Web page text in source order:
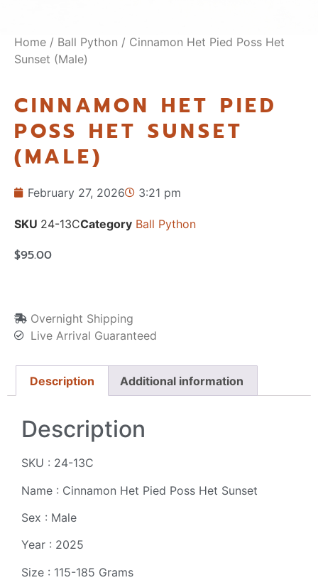
Home / Ball Python / Cinnamon Het Pied Poss Het
Sunset (Male)
CINNAMON HET PIED
POSS HET SUNSET
(MALE)
February 27, 2026 3:21 pm
SKU 24-13CCategory Ball Python
$95.00
Overnight Shipping
Live Arrival Guaranteed
Description Additional information
Description
SKU : 24-13C
Name : Cinnamon Het Pied Poss Het Sunset
Sex : Male
Year : 2025
Size : 115-185 Grams